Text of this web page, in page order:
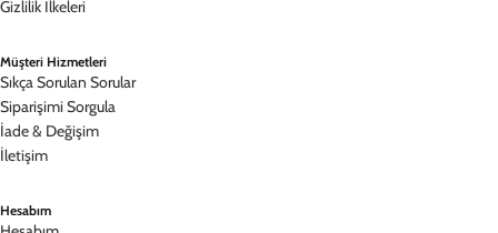
Gizlilik İlkeleri
Müşteri Hizmetleri
Sıkça Sorulan Sorular
Siparişimi Sorgula
İade & Değişim
İletişim
Hesabım